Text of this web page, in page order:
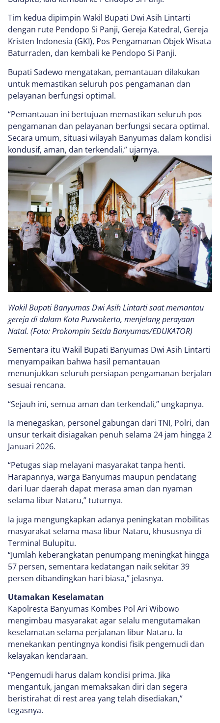
Tim kedua dipimpin Wakil Bupati Dwi Asih Lintarti
dengan rute Pendopo Si Panji, Gereja Katedral, Gereja
Kristen Indonesia (GKI), Pos Pengamanan Objek Wisata
Baturraden, dan kembali ke Pendopo Si Panji.
Bupati Sadewo mengatakan, pemantauan dilakukan
untuk memastikan seluruh pos pengamanan dan
pelayanan berfungsi optimal.
“Pemantauan ini bertujuan memastikan seluruh pos
pengamanan dan pelayanan berfungsi secara optimal.
Secara umum, situasi wilayah Banyumas dalam kondisi
kondusif, aman, dan terkendali,” ujarnya.
Wakil Bupati Banyumas Dwi Asih Lintarti saat memantau
gereja di dalam Kota Purwokerto, menjelang perayaan
Natal. (Foto: Prokompin Setda Banyumas/EDUKATOR)
Sementara itu Wakil Bupati Banyumas Dwi Asih Lintarti
menyampaikan bahwa hasil pemantauan
menunjukkan seluruh persiapan pengamanan berjalan
sesuai rencana.
“Sejauh ini, semua aman dan terkendali,” ungkapnya.
Ia menegaskan, personel gabungan dari TNI, Polri, dan
unsur terkait disiagakan penuh selama 24 jam hingga 2
Januari 2026.
“Petugas siap melayani masyarakat tanpa henti.
Harapannya, warga Banyumas maupun pendatang
dari luar daerah dapat merasa aman dan nyaman
selama libur Nataru,” tuturnya.
Ia juga mengungkapkan adanya peningkatan mobilitas
masyarakat selama masa libur Nataru, khususnya di
Terminal Bulupitu.
“Jumlah keberangkatan penumpang meningkat hingga
57 persen, sementara kedatangan naik sekitar 39
persen dibandingkan hari biasa,” jelasnya.
Utamakan Keselamatan
Kapolresta Banyumas Kombes Pol Ari Wibowo
mengimbau masyarakat agar selalu mengutamakan
keselamatan selama perjalanan libur Nataru. Ia
menekankan pentingnya kondisi fisik pengemudi dan
kelayakan kendaraan.
“Pengemudi harus dalam kondisi prima. Jika
mengantuk, jangan memaksakan diri dan segera
beristirahat di rest area yang telah disediakan,”
tegasnya.